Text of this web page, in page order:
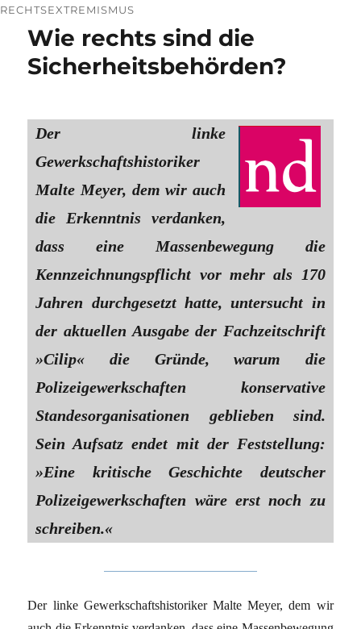
RECHTSEXTREMISMUS
Wie rechts sind die
Sicherheitsbehörden?
Der linke
Gewerkschaftshistoriker
Malte Meyer, dem wir auch
die Erkenntnis verdanken,
dass eine Massenbewegung die
Kennzeichnungspflicht vor mehr als 170
Jahren durchgesetzt hatte, untersucht in
der aktuellen Ausgabe der Fachzeitschrift
»Cilip« die Gründe, warum die
Polizeigewerkschaften konservative
Standesorganisationen geblieben sind.
Sein Aufsatz endet mit der Feststellung:
»Eine kritische Geschichte deutscher
Polizeigewerkschaften wäre erst noch zu
schreiben.«
Der linke Gewerkschaftshistoriker Malte Meyer, dem wir